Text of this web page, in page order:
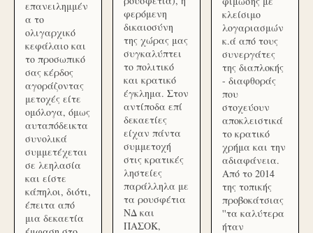
επανειλημμέν
α το
ολιγαρχικό
κεφάλαιο και
το προσωπικό
σας κέρδος
αγοράζοντας
μετοχές είτε
ομόλογα, όμως
αυταπόδεικτα
συνολικά
συμμετέχεται
σε λεηλασία
και είστε
κάπηλοι, διότι,
έπειτα από
μια δεκαετία
φερόμενη
δικαιοσύνη
της χώρας μας
συγκαλύπτει
το πολιτικό
και κρατικό
έγκλημα. Στον
αντίποδα επί
δεκαετίες
είχαν πάντα
συμμετοχή
στις κρατικές
ληστείες
παράλληλα με
τα ρουσφέτια
ΝΔ και
ΠΑΣΟΚ,
κλείσιμο
λογαριασμών
κ.ά από τους
συνεργάτες
της διαπλοκής
- διαφθοράς
που
στοχεύουν
αποκλειστικά
το κρατικό
χρήμα και την
αδιαφάνεια.
Από το 2014
της τοπικής
προβοκάτσιας
''τα καλύτερα
ήταν